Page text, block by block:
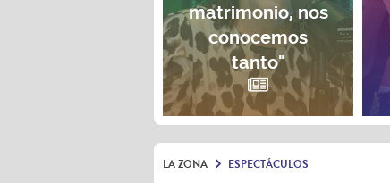
matrimonio, nos
conocemos
tanto"
LA ZONA ESPECTÁCULOS